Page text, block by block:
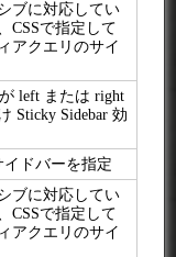
ブに対応してい
CSSで指定して
アクエリのサイ
left または right
Sticky Sidebar 効
イドバーを指定
ブに対応してい
CSSで指定して
アクエリのサイ